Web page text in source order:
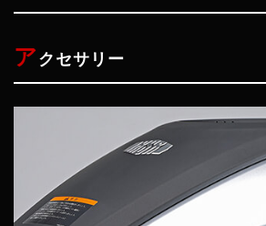
ア クセサリー